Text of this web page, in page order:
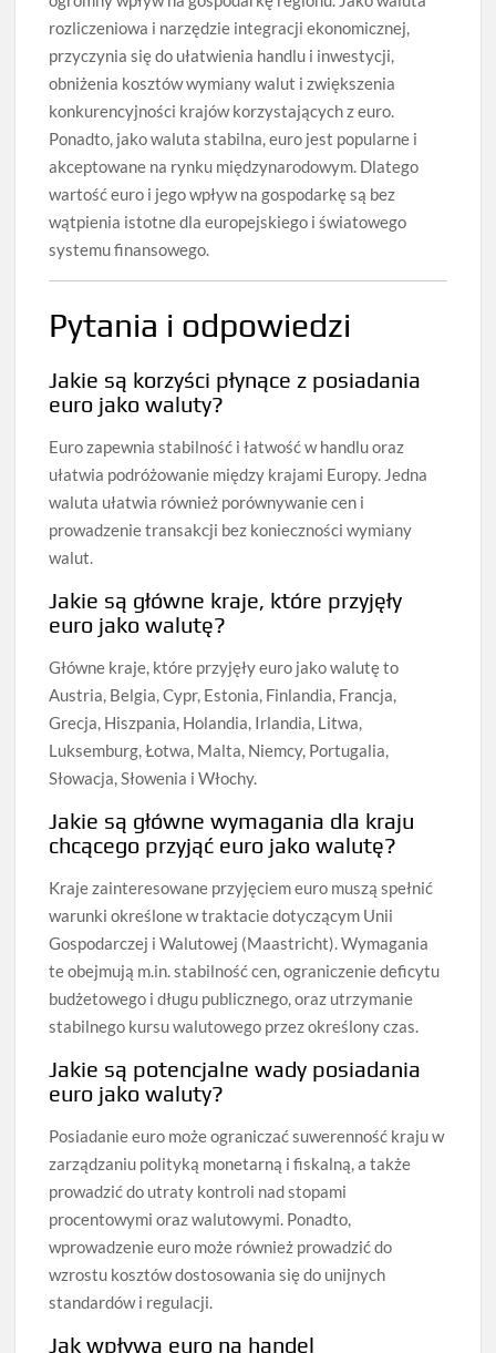
rozliczeniowa i narzędzie integracji ekonomicznej,
przyczynia się do ułatwienia handlu i inwestycji,
obniżenia kosztów wymiany walut i zwiększenia
konkurencyjności krajów korzystających z euro.
Ponadto, jako waluta stabilna, euro jest popularne i
akceptowane na rynku międzynarodowym. Dlatego
wartość euro i jego wpływ na gospodarkę są bez
wątpienia istotne dla europejskiego i światowego
systemu finansowego.
Pytania i odpowiedzi
Jakie są korzyści płynące z posiadania
euro jako waluty?
Euro zapewnia stabilność i łatwość w handlu oraz
ułatwia podróżowanie między krajami Europy. Jedna
waluta ułatwia również porównywanie cen i
prowadzenie transakcji bez konieczności wymiany
walut.
Jakie są główne kraje, które przyjęły
euro jako walutę?
Główne kraje, które przyjęły euro jako walutę to
Austria, Belgia, Cypr, Estonia, Finlandia, Francja,
Grecja, Hiszpania, Holandia, Irlandia, Litwa,
Luksemburg, Łotwa, Malta, Niemcy, Portugalia,
Słowacja, Słowenia i Włochy.
Jakie są główne wymagania dla kraju
chcącego przyjąć euro jako walutę?
Kraje zainteresowane przyjęciem euro muszą spełnić
warunki określone w traktacie dotyczącym Unii
Gospodarczej i Walutowej (Maastricht). Wymagania
te obejmują m.in. stabilność cen, ograniczenie deficytu
budżetowego i długu publicznego, oraz utrzymanie
stabilnego kursu walutowego przez określony czas.
Jakie są potencjalne wady posiadania
euro jako waluty?
Posiadanie euro może ograniczać suwerenność kraju w
zarządzaniu polityką monetarną i fiskalną, a także
prowadzić do utraty kontroli nad stopami
procentowymi oraz walutowymi. Ponadto,
wprowadzenie euro może również prowadzić do
wzrostu kosztów dostosowania się do unijnych
standardów i regulacji.
Jak wpływa euro na handel